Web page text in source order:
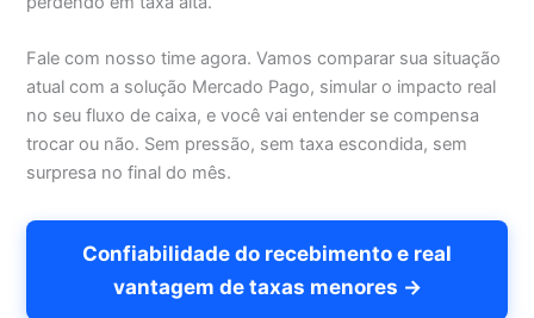
Fale com nosso time agora. Vamos comparar sua situação
atual com a solução Mercado Pago, simular o impacto real
no seu fluxo de caixa, e você vai entender se compensa
trocar ou não. Sem pressão, sem taxa escondida, sem
surpresa no final do mês.
Confiabilidade do recebimento e real
vantagem de taxas menores →